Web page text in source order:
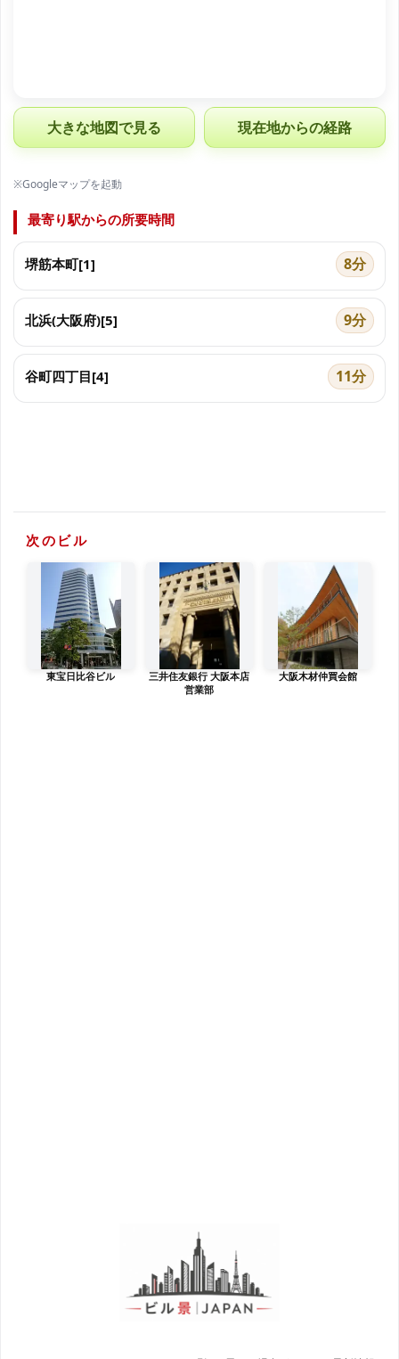
大きな地図で見る 現在地からの経路
※Googleマップを起動
最寄り駅からの所要時間
堺筋本町[1] 8分
北浜(大阪府)[5] 9分
谷町四丁目[4] 11分
次のビル
東宝日比谷ビル
三井住友銀行 大阪本店
営業部
大阪木材仲買会館